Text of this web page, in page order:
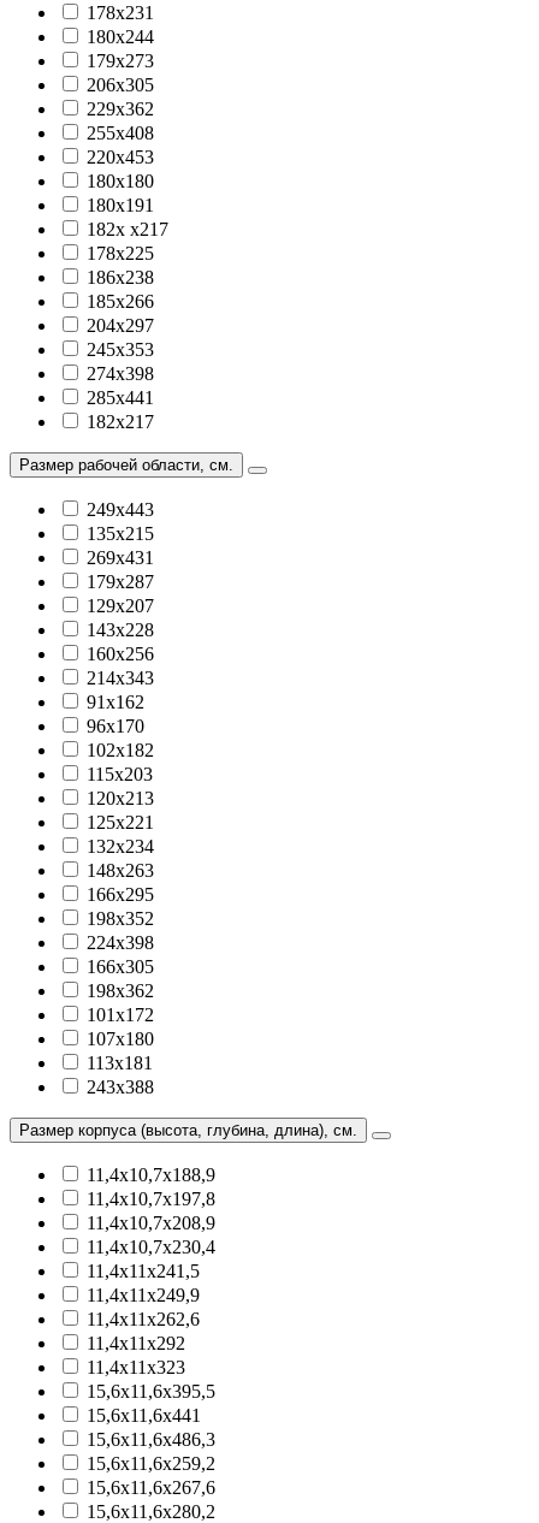
178х231
180х244
179х273
206х305
229х362
255х408
220х453
180х180
180х191
182х х217
178х225
186х238
185х266
204х297
245х353
274х398
285х441
182х217
Размер рабочей области, см.
249х443
135х215
269х431
179х287
129х207
143х228
160х256
214х343
91х162
96х170
102х182
115х203
120х213
125х221
132х234
148х263
166х295
198х352
224х398
166х305
198х362
101х172
107х180
113х181
243х388
Размер корпуса (высота, глубина, длина), см.
11,4х10,7х188,9
11,4х10,7х197,8
11,4х10,7х208,9
11,4х10,7х230,4
11,4х11х241,5
11,4х11х249,9
11,4х11х262,6
11,4х11х292
11,4х11х323
15,6х11,6х395,5
15,6х11,6х441
15,6х11,6х486,3
15,6х11,6х259,2
15,6х11,6х267,6
15,6х11,6х280,2